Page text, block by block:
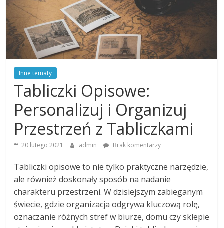
Inne tematy
Tabliczki Opisowe:
Personalizuj i Organizuj
Przestrzeń z Tabliczkami
20 lutego 2021 admin Brak komentarzy
Tabliczki opisowe to nie tylko praktyczne narzędzie,
ale również doskonały sposób na nadanie
charakteru przestrzeni. W dzisiejszym zabieganym
świecie, gdzie organizacja odgrywa kluczową rolę,
oznaczanie różnych stref w biurze, domu czy sklepie